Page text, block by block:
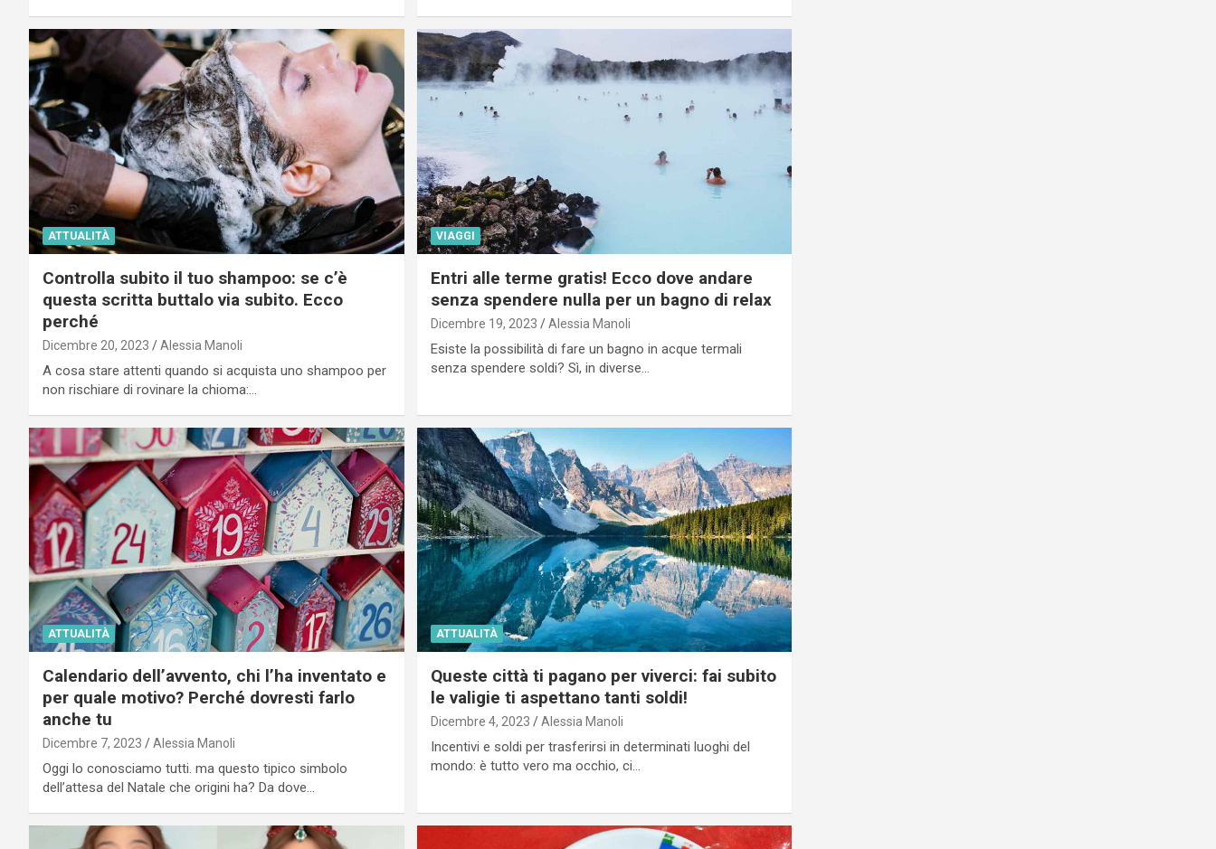
ATTUALITÀ
Controlla subito il tuo shampoo: se c’è
questa scritta buttalo via subito. Ecco
perché
Dicembre 20, 2023 Alessia Manoli
A cosa stare attenti quando si acquista uno shampoo per
non rischiare di rovinare la chioma:…
VIAGGI
Entri alle terme gratis! Ecco dove andare
senza spendere nulla per un bagno di relax
Dicembre 19, 2023 Alessia Manoli
Esiste la possibilità di fare un bagno in acque termali
senza spendere soldi? Sì, in diverse…
ATTUALITÀ
Calendario dell’avvento, chi l’ha inventato e
per quale motivo? Perché dovresti farlo
anche tu
Dicembre 7, 2023 Alessia Manoli
Oggi lo conosciamo tutti. ma questo tipico simbolo
dell’attesa del Natale che origini ha? Da dove…
ATTUALITÀ
Queste città ti pagano per viverci: fai subito
le valigie ti aspettano tanti soldi!
Dicembre 4, 2023 Alessia Manoli
Incentivi e soldi per trasferirsi in determinati luoghi del
mondo: è tutto vero ma occhio, ci…